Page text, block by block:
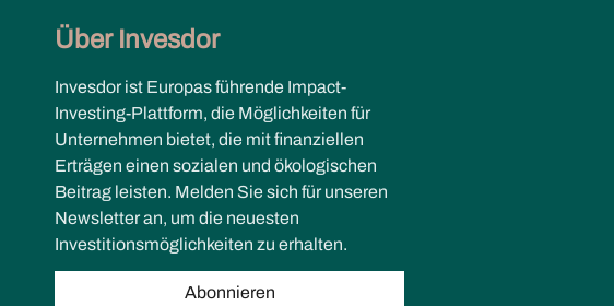
n
a
v
i
g
a
Über Invesdor
Invesdor ist Europas führende Impact-
Investing-Plattform, die Möglichkeiten für
Unternehmen bietet, die mit finanziellen
Erträgen einen sozialen und ökologischen
Beitrag leisten. Melden Sie sich für unseren
Newsletter an, um die neuesten
Investitionsmöglichkeiten zu erhalten.
Abonnieren